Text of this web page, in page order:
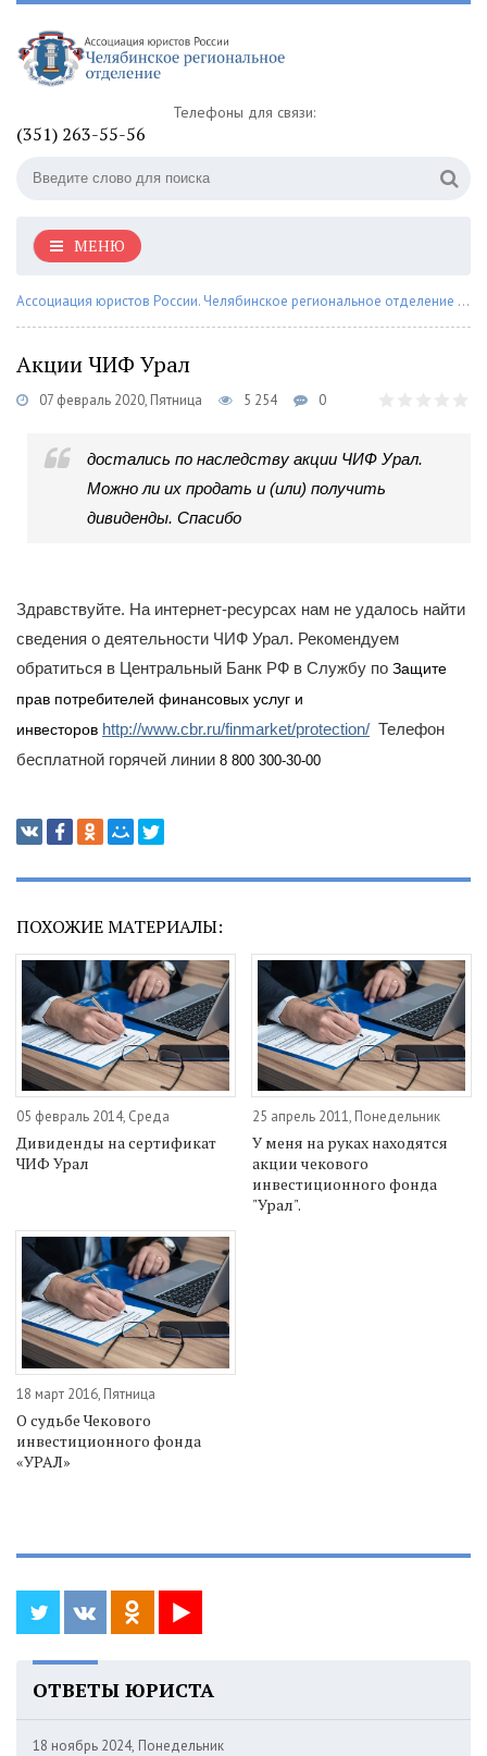
Телефоны для связи:
(351) 263-55-56
МЕНЮ
Ассоциация юристов России. Челябинское региональное отделение
Акции ЧИФ Урал
07 февраль 2020, Пятница 5 254 0
достались по наследству акции ЧИФ Урал.
Можно ли их продать и (или) получить
дивиденды. Спасибо
Здравствуйте. На интернет-ресурсах нам не удалось найти
сведения о деятельности ЧИФ Урал. Рекомендуем
обратиться в Центральный Банк РФ в Службу по Защите
прав потребителей финансовых услуг и
инвесторов http://www.cbr.ru/finmarket/protection/ Телефон
бесплатной горячей линии 8 800 300-30-00
ПОХОЖИЕ МАТЕРИАЛЫ:
05 февраль 2014, Среда
Дивиденды на сертификат
ЧИФ Урал
25 апрель 2011, Понедельник
У меня на руках находятся
акции чекового
инвестиционного фонда
"Урал".
18 март 2016, Пятница
О судьбе Чекового
инвестиционного фонда
«УРАЛ»
ОТВЕТЫ ЮРИСТА
18 ноябрь 2024, Понедельник